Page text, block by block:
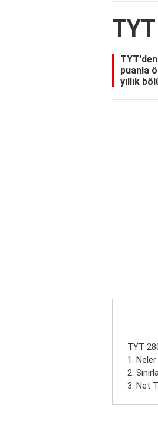
puanla
yıllık
TYT
1.
2.
3. Net